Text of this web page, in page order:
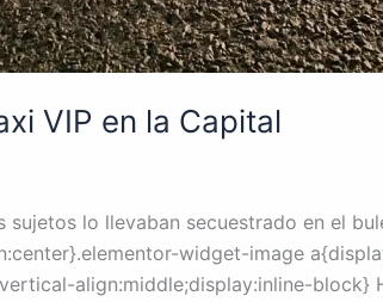
VIP en la Capital
lo llevaban secuestrado en el
widget-image
align:middle;display:inline-block}